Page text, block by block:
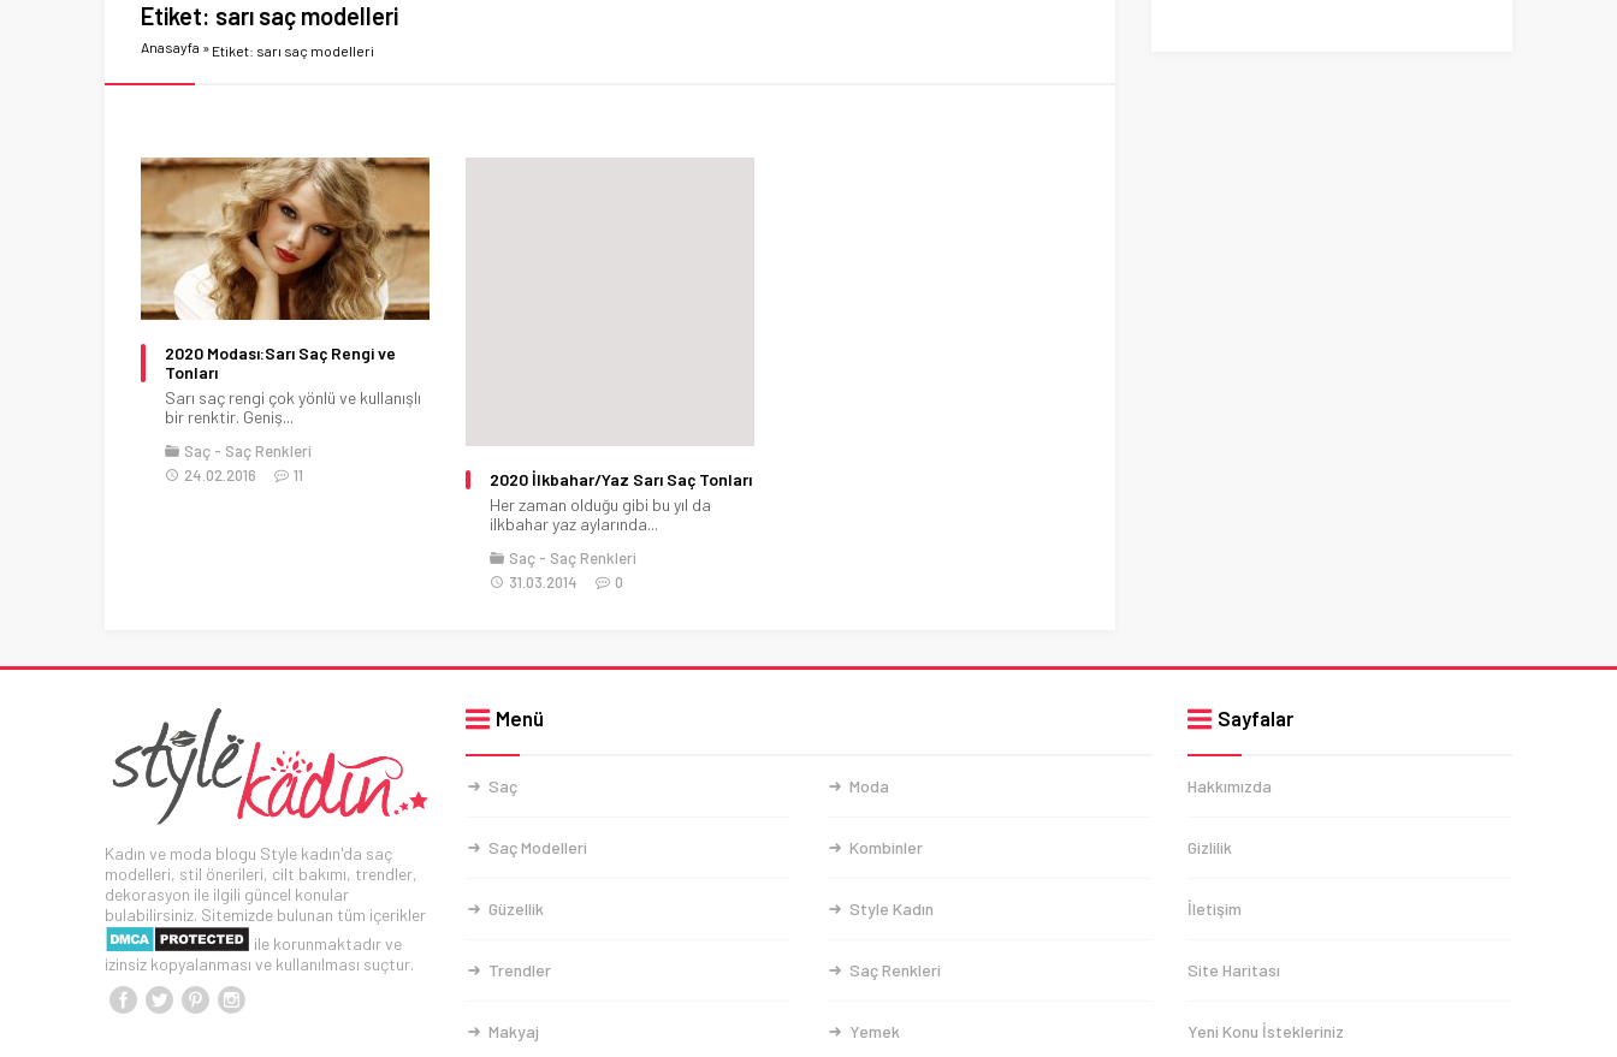
Etiket: sarı saç modelleri
Anasayfa » Etiket: sarı saç modelleri
2020 Modası:Sarı Saç Rengi ve
Tonları
Sarı saç rengi çok yönlü ve kullanışlı
bir renktir. Geniş...
Saç
Saç Renkleri
24.02.2016
11
2020 İlkbahar/Yaz Sarı Saç Tonları
Her zaman olduğu gibi bu yıl da
ilkbahar yaz aylarında...
Saç
Saç Renkleri
31.03.2014
0
Kadın ve moda blogu Style kadın'da saç
modelleri, stil önerileri, cilt bakımı, trendler,
dekorasyon ile ilgili güncel konular
bulabilirsiniz. Sitemizde bulunan tüm içerikler
ile korunmaktadır ve
izinsiz kopyalanması ve kullanılması suçtur.
Menü
Saç Moda
Saç Modelleri Kombinler
Güzellik Style Kadın
Trendler Saç Renkleri
Makyaj Yemek
Sayfalar
Hakkımızda
Gizlilik
İletişim
Site Haritası
Yeni Konu İstekleriniz